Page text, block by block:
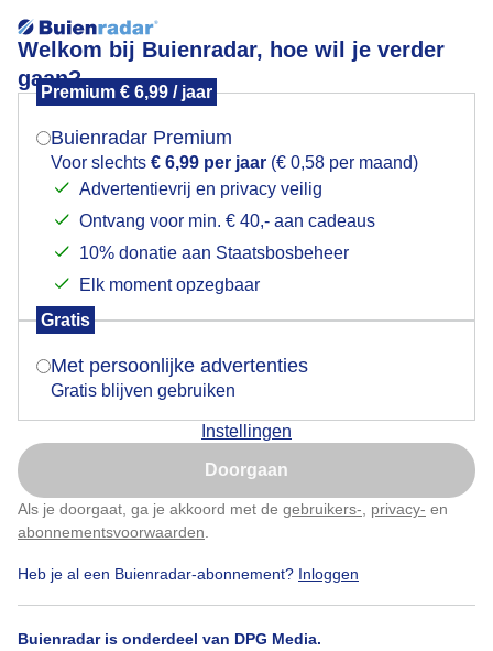
Welkom bij Buienradar, hoe wil je verder
gaan?
Premium € 6,99 / jaar
Buienradar Premium
Voor slechts € 6,99 per jaar (€ 0,58 per maand)
Advertentievrij en privacy veilig
Ontvang voor min. € 40,- aan cadeaus
10% donatie aan Staatsbosbeheer
Elk moment opzegbaar
Gratis
Met persoonlijke advertenties
Gratis blijven gebruiken
Instellingen
Doorgaan
Als je doorgaat, ga je akkoord met de gebruikers- privacy- en
abonnementsvoorwaarden
Heb je al een Buienradar-abonnement? Inloggen
Buienradar is onderdeel van DPG Media.
Kleintjes worden groot
Door: Dilia van Zon Gemaakt: 19-05-2026, 48x bekeken
Mogen we je locatie gebruiken voor het
Indien je hier nog geen akkoord op hebt gegeven,
verschijnt er zo een pop-up uit je browser waarin
Is goed, toon de popup
Nu niet, misschien later
Klik hierom dit aan te passen